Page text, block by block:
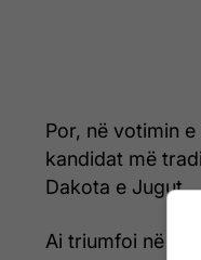
Por, në votimin
kandidat më
Dakota e Jugut.
Ai triumfoi në